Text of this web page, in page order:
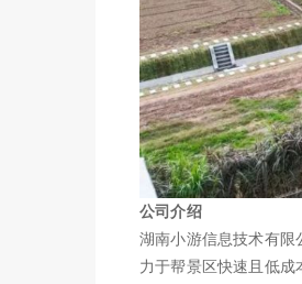
公司介绍
湖南小游信息技术有限
力于帮景区快速且低